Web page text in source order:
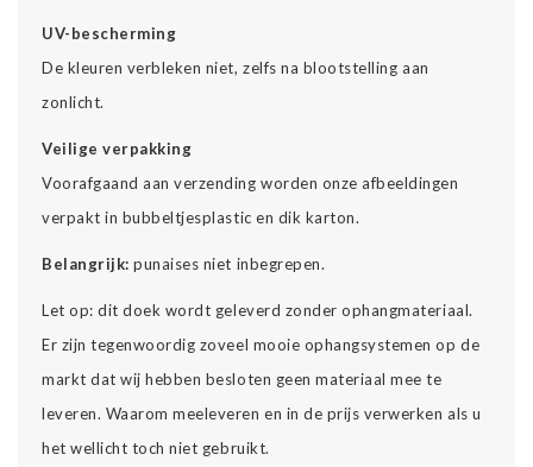
UV-bescherming
De kleuren verbleken niet, zelfs na blootstelling aan
zonlicht.
Veilige verpakking
Voorafgaand aan verzending worden onze afbeeldingen
verpakt in bubbeltjesplastic en dik karton.
Belangrijk: punaises niet inbegrepen.
Let op: dit doek wordt geleverd zonder ophangmateriaal.
Er zijn tegenwoordig zoveel mooie ophangsystemen op de
markt dat wij hebben besloten geen materiaal mee te
leveren. Waarom meeleveren en in de prijs verwerken als u
het wellicht toch niet gebruikt.